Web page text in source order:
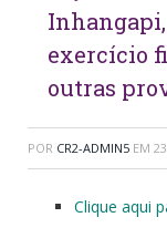
Inhangapi,
exercício
outras
POR CR2-ADMIN5 EM
Clique aqui